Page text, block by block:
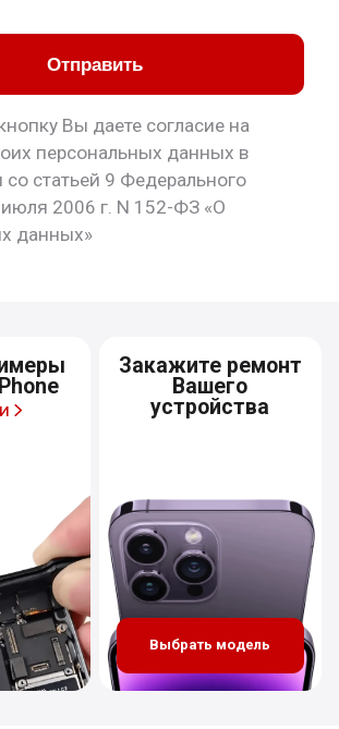
Отправить
Вы даете согласие на
персональных данных в
со статьей 9 Федерального
2006 г. N 152-ФЗ «О
данных»
Закажите ремонт
Вашего
устройства
Выбрать модель